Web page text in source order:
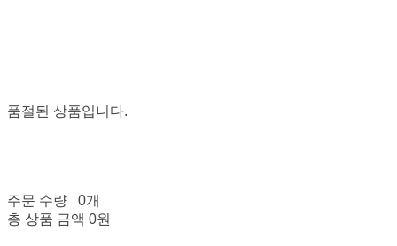
품절된 상품입니다.
주문 수량
0개
총 상품 금액 0원